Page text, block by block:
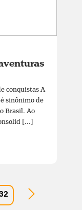
conquistas A
sinônimo de
Brasil. Ao
[...]